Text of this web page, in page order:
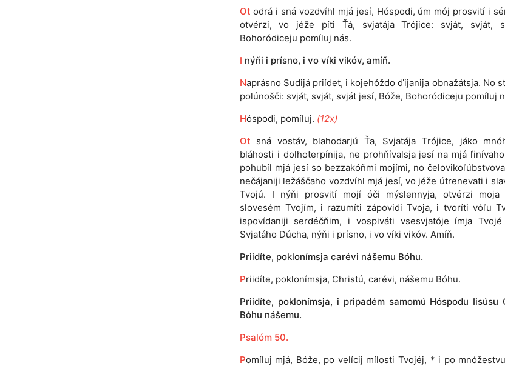
Ot odrá i sná vozdvíhl mjá jesí, Hóspodi, úm mój prosvití i
otvérzi, vo jéže píti Ťá, svjatája Trójice: svját, svját,
Bohoródiceju pomíluj nás.
I nýňi i prísno, i vo víki vikóv, amíň.
Naprásno Sudijá priídet, i kojehóždo ďijanija obnažátsja. No
polúnošči: svját, svját, svját jesí, Bóže, Bohoródiceju pomíluj
Hóspodi, pomíluj. (12x)
Ot sná vostáv, blahodarjú Ťa, Svjatája Trójice, jáko
bláhosti i dolhoterpínija, ne prohňívalsja jesí na mjá
pohubíl mjá jesí so bezzakóňmi mojími, no
nečájaniji ležáščaho vozdvíhl mjá jesí, vo jéže útrenevati i
Tvojú. I nýňi prosvití mojí óči mýslennyja, otvérzi moja
slovesém Tvojím, i razumíti zápovidi Tvoja, i tvoríti vóľu
ispovídaniji serdéčňim, i vospiváti vsesvjatóje ímja
Svjatáho Dúcha, nýňi i prísno, i vo víki vikóv. Amíň.
Priidíte, poklonímsja carévi nášemu Bóhu.
Priidíte, poklonímsja, Christú, carévi, nášemu Bóhu.
Priidíte, poklonímsja, i pripadém samomú Hóspodu
Bóhu nášemu.
Psalóm 50.
Pomíluj mjá, Bóže, po velícij mílosti Tvojéj, * i po